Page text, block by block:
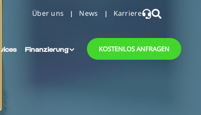
Über uns News Karriere
Finanzierung KOSTENLOS ANFRAGEN